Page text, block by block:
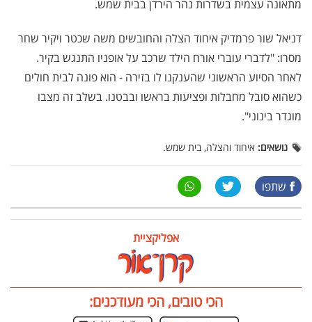
מתאונה עצמית בשדרות נהר הירדן בבית שמש.
דניאל שור פרמדיק איחוד הצלה והחובשים משה שכטר ויקיר שחר
מסרו: "לדברי עוברי אורח הילד שרכב על אופניו התנגש בקיר.
לאחר הסיוע הראשוני שהענקנו לו בזירה - הוא פונה לבית חולים
כשהוא סובל מחבלות ופציעות בראשו ובבטנו. בשלב זה מצבו
מוגדר בינוני".
נושאים: איחוד והצלה, בית שמש.
שתפו
אפליקציית
הכי טובים, הכי מעודכנים: